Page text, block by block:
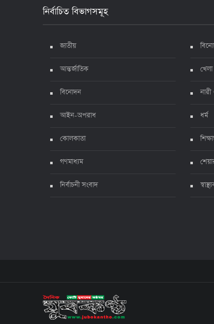
নির্বাচিত বিভাগসমূহ
জাতীয়
আন্তর্জাতিক
বিনোদন
আইন-অপরাধ
কোলকাতা
গণমাধ্যম
নির্বাচনী সংবাদ
খেলা
ধর্ম